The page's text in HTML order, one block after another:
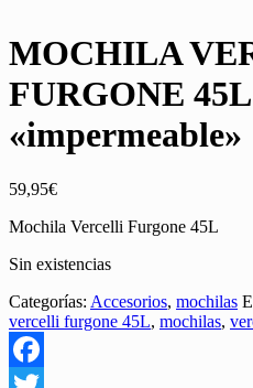
MOCHILA
FURGONE 45L
«impermeable»
59,95€
Mochila Vercelli Furgone 45L
Sin existencias
Categorías: Accesorios, mochilas
vercelli furgone 45L, mochilas,
Facebook